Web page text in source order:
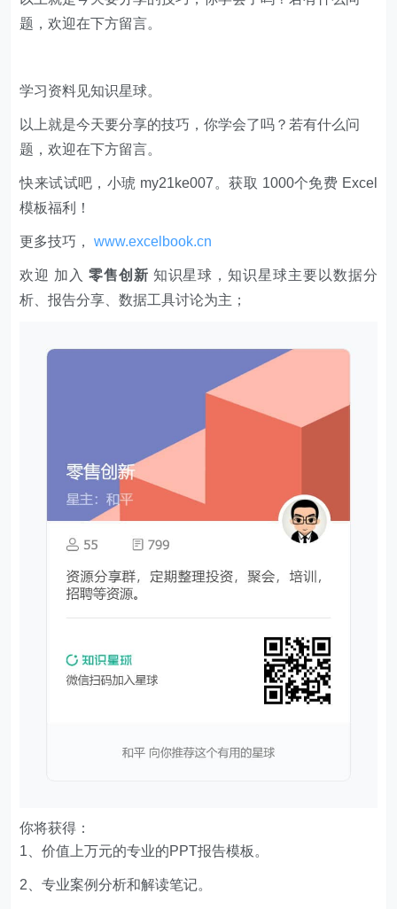
题，欢迎在下方留言。
学习资料见知识星球。
以上就是今天要分享的技巧，你学会了吗？若有什么问
题，欢迎在下方留言。
快来试试吧，小琥 my21ke007。获取 1000个免费 Excel
模板福利​​​​！
更多技巧，www.excelbook.cn
欢迎 加入 零售创新 知识星球，知识星球主要以数据分
析、报告分享、数据工具讨论为主；
你将获得：
1、价值上万元的专业的PPT报告模板。
2、专业案例分析和解读笔记。